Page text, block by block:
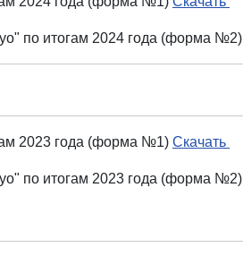
по итогам 2024 года (форма №2)
2023 года (форма №1) Скачать
по итогам 2023 года (форма №2)